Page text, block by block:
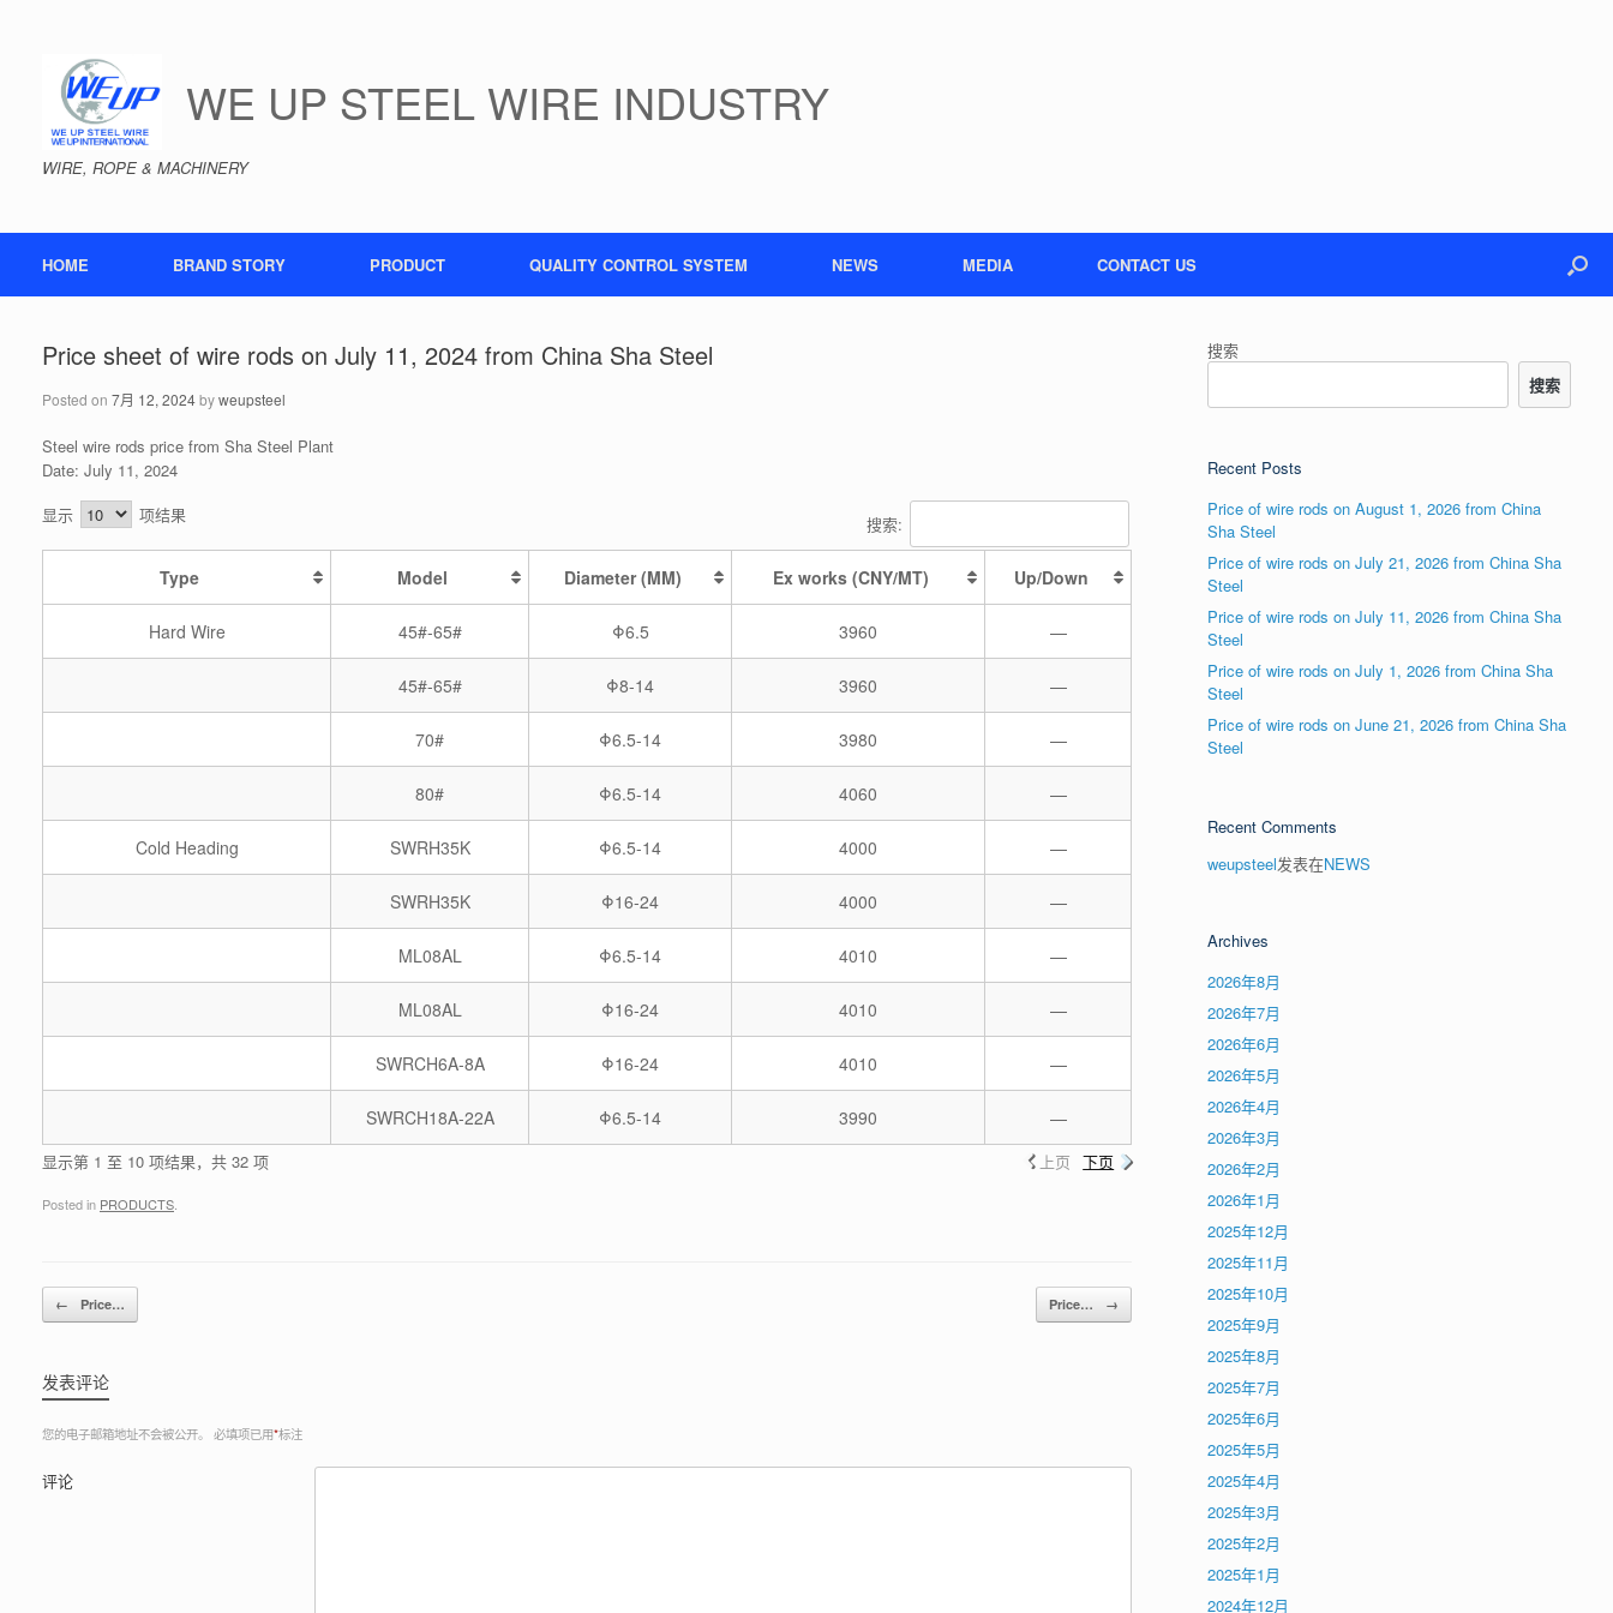
WE UP STEEL WIRE INDUSTRY
WIRE, ROPE & MACHINERY
HOME BRAND STORY PRODUCT QUALITY CONTROL SYSTEM NEWS MEDIA CONTACT US
Price sheet of wire rods on July 11, 2024 from China Sha Steel
Posted on 7月 12, 2024byweupsteel
Steel wire rods price from Sha Steel Plant
Date: July 11, 2024
显示
项结果 搜索:
Type Model Diameter (MM) Ex works (CNY/MT) Up/Down
Hard Wire 45#-65# Φ6.5 3960 —
45#-65# Φ8-14 3960 —
70# Φ6.5-14 3980 —
80# Φ6.5-14 4060 —
Cold Heading SWRH35K Φ6.5-14 4000 —
SWRH35K Φ16-24 4000 —
ML08AL Φ6.5-14 4010 —
ML08AL Φ16-24 4010 —
SWRCH6A-8A Φ16-24 4010 —
SWRCH18A-22A Φ6.5-14 3990 —
显示第 1 至 10 项结果，共 32 项 上页 下页
Posted in PRODUCTS
Post navigation
← Price… Price… →
发表评论
您的电子邮箱地址不会被公开。 必填项已用*标注
评论
搜索
搜索
Recent Posts
Price of wire rods on August 1, 2026 from China
Sha Steel
Price of wire rods on July 21, 2026 from China Sha
Steel
Price of wire rods on July 11, 2026 from China Sha
Steel
Price of wire rods on July 1, 2026 from China Sha
Steel
Price of wire rods on June 21, 2026 from China Sha
Steel
Recent Comments
weupsteel发表在NEWS
Archives
2026年8月
2026年7月
2026年6月
2026年5月
2026年4月
2026年3月
2026年2月
2026年1月
2025年12月
2025年11月
2025年10月
2025年9月
2025年8月
2025年7月
2025年6月
2025年5月
2025年4月
2025年3月
2025年2月
2025年1月
2024年12月